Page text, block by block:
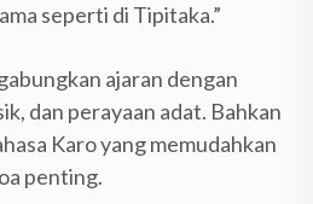
seperti di Tipitaka.”
ajaran dengan
dan perayaan adat. Bahkan
Karo yang memudahkan
penting.